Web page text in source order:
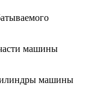
машины
машины